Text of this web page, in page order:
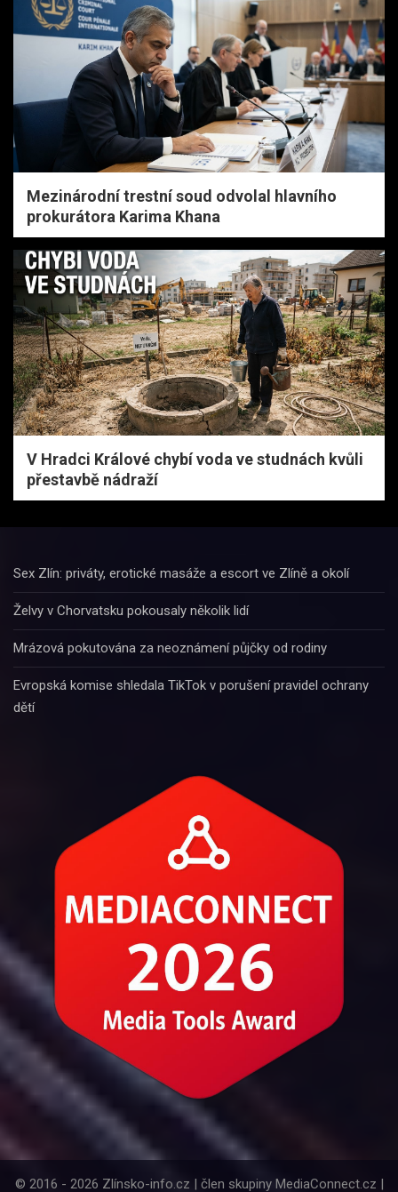
Mezinárodní trestní soud odvolal hlavního
prokurátora Karima Khana
V Hradci Králové chybí voda ve studnách kvůli
přestavbě nádraží
Sex Zlín: priváty, erotické masáže a escort ve Zlíně a okolí
Želvy v Chorvatsku pokousaly několik lidí
Mrázová pokutována za neoznámení půjčky od rodiny
Evropská komise shledala TikTok v porušení pravidel ochrany
dětí
© 2016 - 2026 Zlínsko-info.cz | člen skupiny MediaConnect.cz |